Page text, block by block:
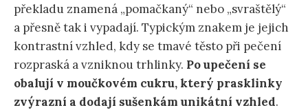
překladu znamená „pomačkaný“ nebo „svraštělý“
a přesně tak i vypadají. Typickým znakem je jejich
kontrastní vzhled, kdy se tmavé těsto při pečení
rozpraská a vzniknou trhlinky. Po upečení se
obalují v moučkovém cukru, který prasklinky
zvýrazní a dodají sušenkám unikátní vzhled.